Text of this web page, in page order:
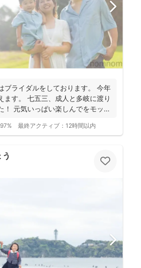
ブライダルをしております。 今年
ます。 七五三、成人と多岐に渡り
！ 元気いっぱい楽しんでをモット
97% 最終アクティブ： 12時間以内